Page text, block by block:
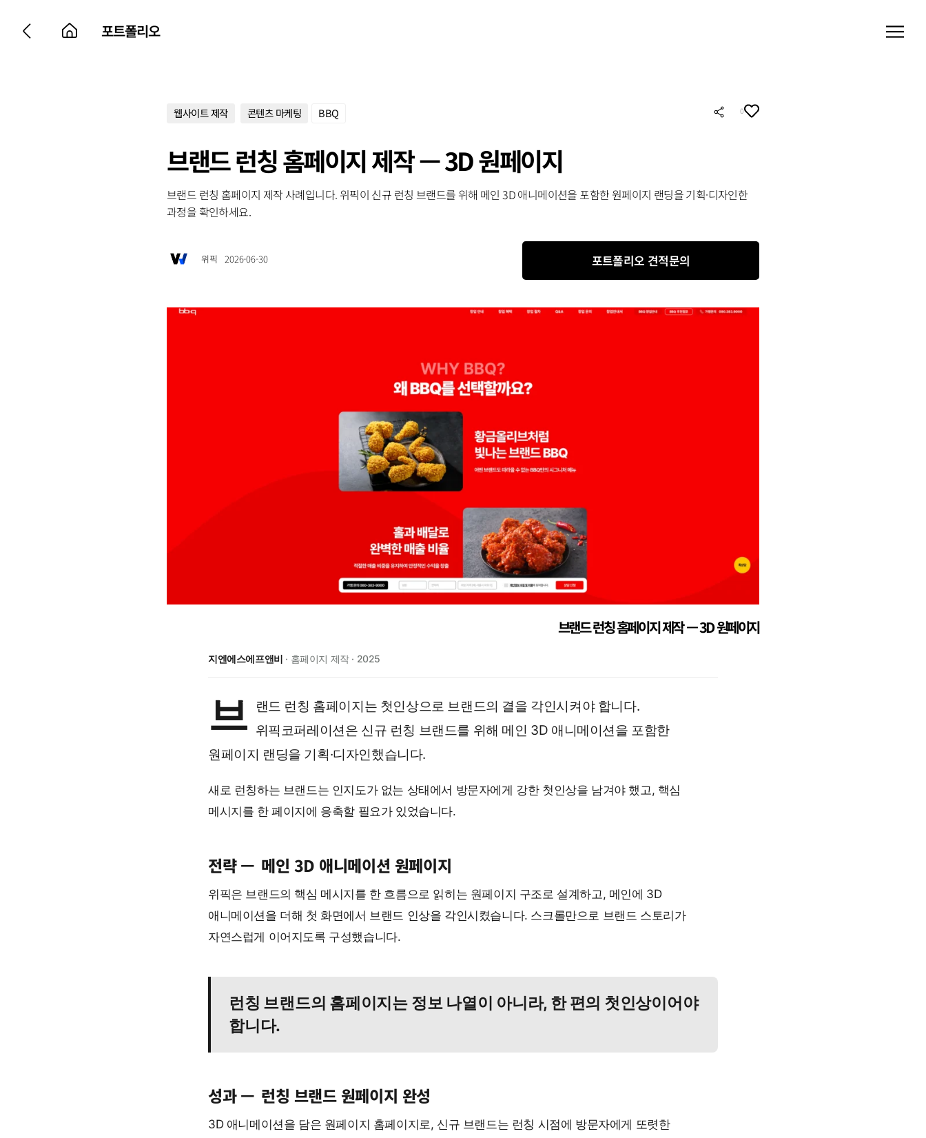
포트폴리오
웹사이트 제작 콘텐츠 마케팅 BBQ 0
브랜드 런칭 홈페이지 제작 — 3D 원페이지
브랜드 런칭 홈페이지 제작 사례입니다. 위픽이 신규 런칭 브랜드를 위해 메인 3D 애니메이션을 포함한 원페이지 랜딩을 기획·디자인한
과정을 확인하세요.
위픽 2026-06-30 포트폴리오 견적문의
브랜드 런칭 홈페이지 제작 — 3D 원페이지
지엔에스에프앤비 · 홈페이지 제작 · 2025
브
랜드 런칭 홈페이지는 첫인상으로 브랜드의 결을 각인시켜야 합니다.
위픽코퍼레이션은 신규 런칭 브랜드를 위해 메인 3D 애니메이션을 포함한
원페이지 랜딩을 기획·디자인했습니다.
새로 런칭하는 브랜드는 인지도가 없는 상태에서 방문자에게 강한 첫인상을 남겨야 했고, 핵심
메시지를 한 페이지에 응축할 필요가 있었습니다.
전략 — 메인 3D 애니메이션 원페이지
위픽은 브랜드의 핵심 메시지를 한 흐름으로 읽히는 원페이지 구조로 설계하고, 메인에 3D
애니메이션을 더해 첫 화면에서 브랜드 인상을 각인시켰습니다. 스크롤만으로 브랜드 스토리가
자연스럽게 이어지도록 구성했습니다.
런칭 브랜드의 홈페이지는 정보 나열이 아니라, 한 편의 첫인상이어야
합니다.
성과 — 런칭 브랜드 원페이지 완성
3D 애니메이션을 담은 원페이지 홈페이지로, 신규 브랜드는 런칭 시점에 방문자에게 또렷한